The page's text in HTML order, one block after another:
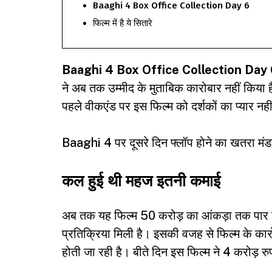
Baaghi 4 Box Office Collection Day 6
फिल्म में है ये सितारे
Baaghi 4 Box Office Collection Day
ने अब तक उम्मीद के मुताबिक कारोबार नहीं
पहले वीकएंड पर इस फिल्म को दर्शकों का प्यार
Baaghi 4 पर दूसरे दिन फ्लॉप होने का खतरा
कल हुई थी महज इतनी कमाई
अब तक यह फिल्म 50 करोड़ का आंकड़ा तक पार
प्रतिक्रिया मिली है। इसकी वजह से फिल्म के
होती जा रही है। बीते दिन इस फिल्म ने 4 करोड़